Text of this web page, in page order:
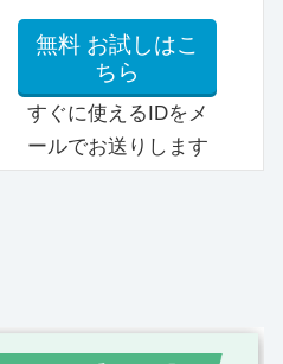
無料 お試しはこ
ちら
すぐに使えるIDをメ
ールでお送りします